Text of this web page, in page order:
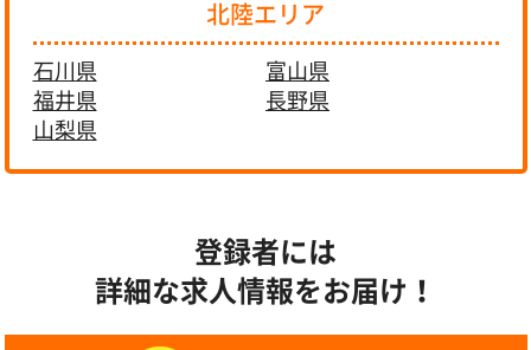
北陸エリア
石川県
富山県
福井県
長野県
山梨県
登録者には
詳細な求人情報をお届け！